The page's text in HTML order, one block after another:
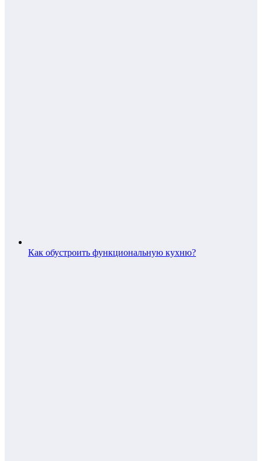
Как обустроить функциональную кухню?